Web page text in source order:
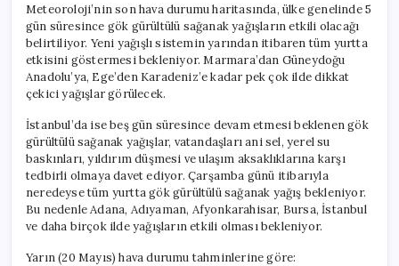
Meteoroloji’nin son hava durumu haritasında, ülke genelinde 5
gün süresince gök gürültülü sağanak yağışların etkili olacağı
belirtiliyor. Yeni yağışlı sistemin yarından itibaren tüm yurtta
etkisini göstermesi bekleniyor. Marmara’dan Güneydoğu
Anadolu’ya, Ege’den Karadeniz’e kadar pek çok ilde dikkat
çekici yağışlar görülecek.
İstanbul’da ise beş gün süresince devam etmesi beklenen gök
gürültülü sağanak yağışlar, vatandaşları ani sel, yerel su
baskınları, yıldırım düşmesi ve ulaşım aksaklıklarına karşı
tedbirli olmaya davet ediyor. Çarşamba günü itibarıyla
neredeyse tüm yurtta gök gürültülü sağanak yağış bekleniyor.
Bu nedenle Adana, Adıyaman, Afyonkarahisar, Bursa, İstanbul
ve daha birçok ilde yağışların etkili olması bekleniyor.
Yarın (20 Mayıs) hava durumu tahminlerine göre: